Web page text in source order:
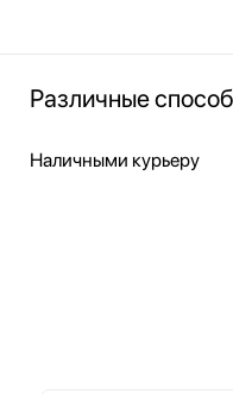
Различные
Наличными курьеру